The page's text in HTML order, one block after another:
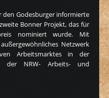
den Godesburger informierte
Bonner Projekt, das für
nominiert wurde. Mit
Netzwerk
Arbeitsmarktes in der
der NRW- Arbeits- und